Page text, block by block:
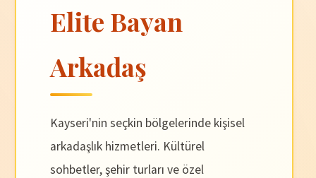
Elite Bayan
Arkadaş
Kayseri'nin seçkin bölgelerinde kişisel
arkadaşlık hizmetleri. Kültürel
sohbetler, şehir turları ve özel